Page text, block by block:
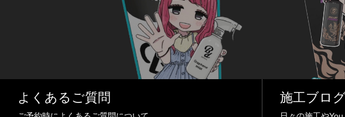
よくあるご質問 施工ブロ